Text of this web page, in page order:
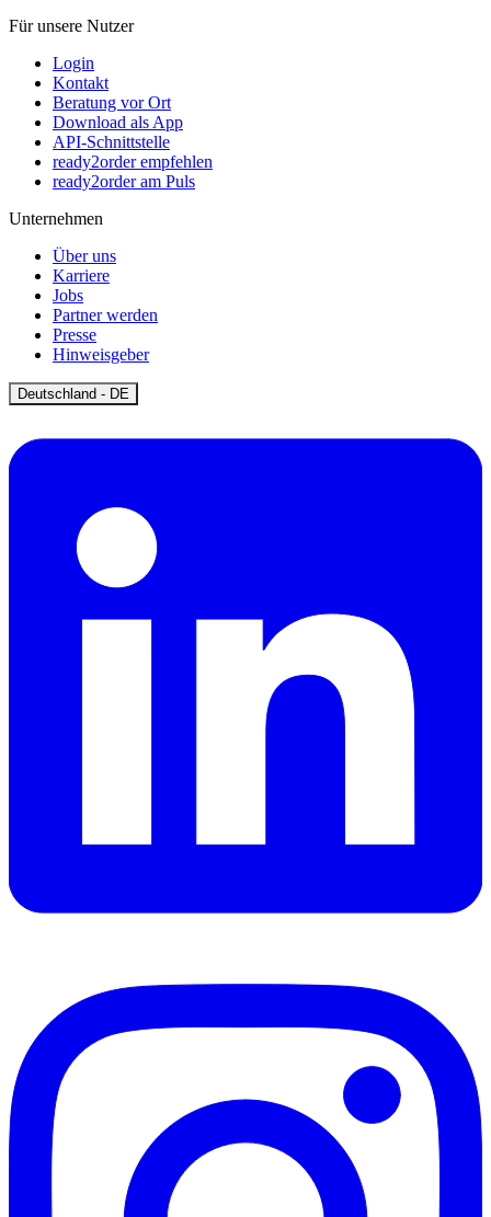
Für unsere Nutzer
Login
Kontakt
Beratung vor Ort
Download als App
API-Schnittstelle
ready2order empfehlen
ready2order am Puls
Unternehmen
Über uns
Karriere
Jobs
Partner werden
Presse
Hinweisgeber
Deutschland - DE